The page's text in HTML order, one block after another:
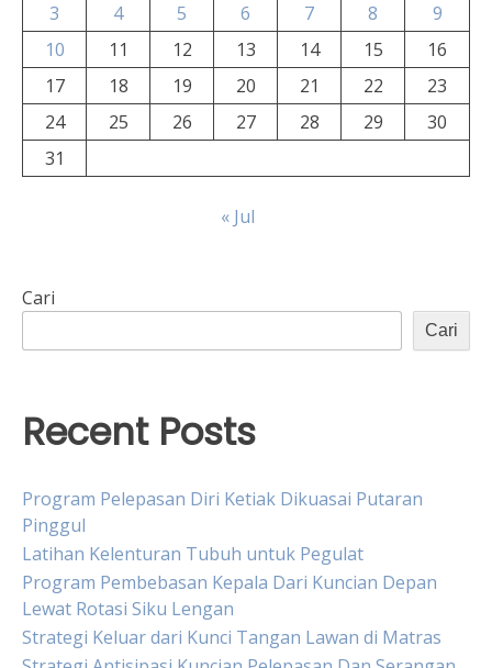
3
4 5 6 7 8
9
10
11 12 13 14 15
16
17
18 19 20 21 22
23
24
25 26 27 28 29
30
31
« Jul
Cari
Cari
Recent Posts
Program Pelepasan Diri Ketiak Dikuasai Putaran
Pinggul
Latihan Kelenturan Tubuh untuk Pegulat
Program Pembebasan Kepala Dari Kuncian Depan
Lewat Rotasi Siku Lengan
Strategi Keluar dari Kunci Tangan Lawan di Matras